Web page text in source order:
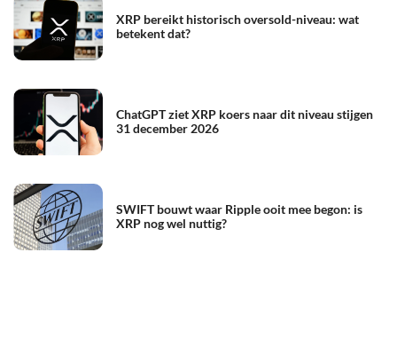
XRP bereikt historisch oversold-niveau: wat
betekent dat?
ChatGPT ziet XRP koers naar dit niveau stijgen
31 december 2026
SWIFT bouwt waar Ripple ooit mee begon: is
XRP nog wel nuttig?